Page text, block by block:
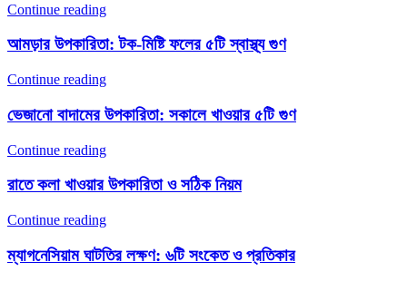
Continue reading
আমড়ার উপকারিতা: টক-মিষ্টি ফলের ৫টি স্বাস্থ্য গুণ
Continue reading
ভেজানো বাদামের উপকারিতা: সকালে খাওয়ার ৫টি গুণ
Continue reading
রাতে কলা খাওয়ার উপকারিতা ও সঠিক নিয়ম
Continue reading
ম্যাগনেসিয়াম ঘাটতির লক্ষণ: ৬টি সংকেত ও প্রতিকার